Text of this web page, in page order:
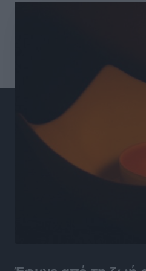
πριν 17 ώρες
Μιχάλης Χουρδάκης: «Η
αξιόπιστη εναλλακτική
Συνεντεύξεις
Σεβ. Μητροπολίτης Ρόδου κ.
είναι ο μήνας της Παναγίας